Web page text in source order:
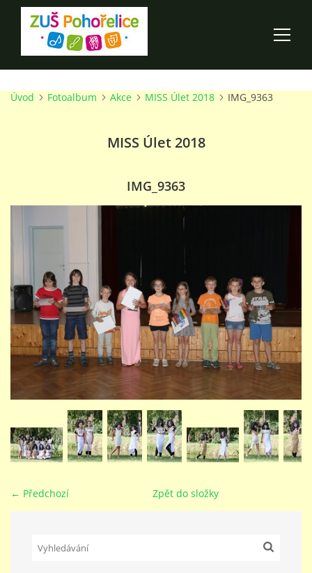
ÚVOD
100 LET ZUŠ POHOŘELICE
O ŠKOLE
PRO RODIČE
TALENTOVÉ ZKOUŠKY
STUDIJNÍ OBORY
VIDEA - FILMOVÁ TVORBA
Úvod Fotoalbum Akce MISS Úlet 2018 IMG_9363
MISS Úlet 2018
IMG_9363
← Předchozí Zpět do složky